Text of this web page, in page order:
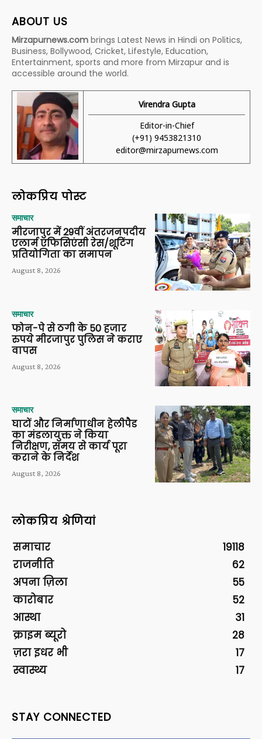
ABOUT US
Mirzapurnews.com brings Latest News in Hindi on Politics,
Business, Bollywood, Cricket, Lifestyle, Education,
Entertainment, sports and more from Mirzapur and is
accessible around the world.
Virendra Gupta
Editor-in-Chief
(+91) 9453821310
editor@mirzapurnews.com
लोकप्रिय पोस्ट
समाचार
मीरजापुर में 29वीं अंतरजनपदीय
एलार्म एफिसिएंसी रेस/शूटिंग
प्रतियोगिता का समापन
August 8, 2026
समाचार
फोन-पे से ठगी के 50 हजार
रुपये मीरजापुर पुलिस ने कराए
वापस
August 8, 2026
समाचार
घाटों और निर्माणाधीन हेलीपैड
का मंडलायुक्त ने किया
निरीक्षण, समय से कार्य पूरा
कराने के निर्देश
August 8, 2026
लोकप्रिय श्रेणियां
समाचार
19118
राजनीति
62
अपना ज़िला
55
कारोबार
52
आस्था
31
क्राइम ब्यूरो
28
ज़रा इधर भी
17
स्वास्थ्य
17
STAY CONNECTED